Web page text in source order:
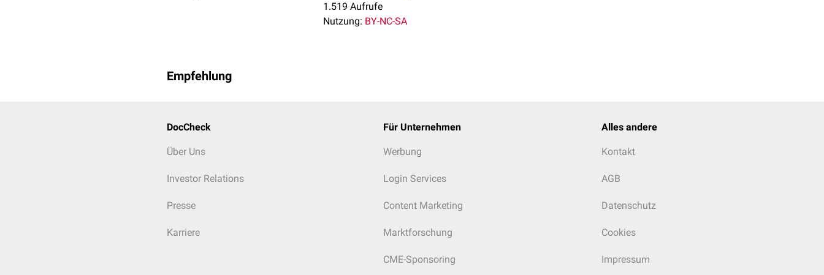
1.519 Aufrufe
Nutzung: BY-NC-SA
Empfehlung
DocCheck
Über Uns
Investor Relations
Presse
Karriere
Für Unternehmen
Werbung
Login Services
Content Marketing
Marktforschung
CME-Sponsoring
Alles andere
Kontakt
AGB
Datenschutz
Cookies
Impressum